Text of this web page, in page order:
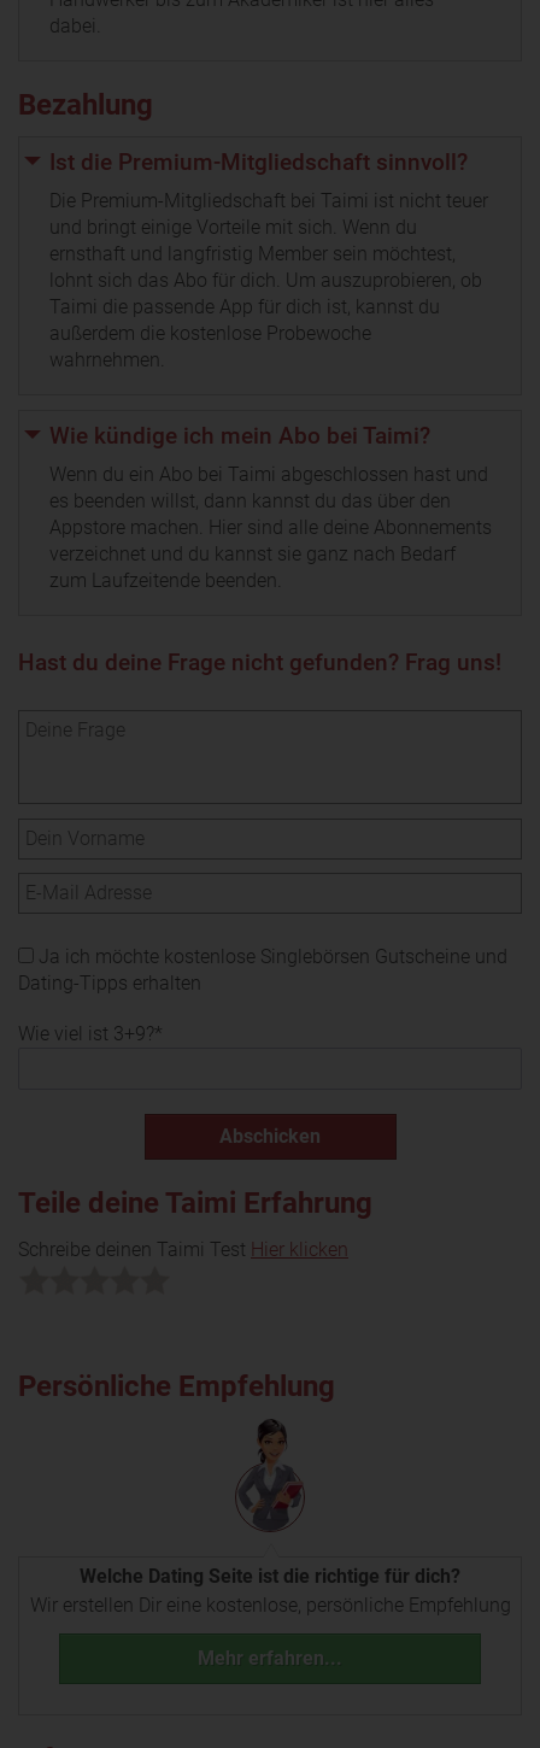
dabei.
Bezahlung
Ist die Premium-Mitgliedschaft sinnvoll?
Die Premium-Mitgliedschaft bei Taimi ist nicht teuer
und bringt einige Vorteile mit sich. Wenn du
ernsthaft und langfristig Member sein möchtest,
lohnt sich das Abo für dich. Um auszuprobieren, ob
Taimi die passende App für dich ist, kannst du
außerdem die kostenlose Probewoche
wahrnehmen.
Wie kündige ich mein Abo bei Taimi?
Wenn du ein Abo bei Taimi abgeschlossen hast und
es beenden willst, dann kannst du das über den
Appstore machen. Hier sind alle deine Abonnements
verzeichnet und du kannst sie ganz nach Bedarf
zum Laufzeitende beenden.
Hast du deine Frage nicht gefunden? Frag uns!
Ja ich möchte kostenlose Singlebörsen Gutscheine und
Dating-Tipps erhalten
Wie viel ist 3+9?*
Teile deine Taimi Erfahrung
Schreibe deinen Taimi Test Hier klicken
Persönliche Empfehlung
Welche Dating Seite ist die richtige für dich?
Wir erstellen Dir eine kostenlose, persönliche Empfehlung
Mehr erfahren...